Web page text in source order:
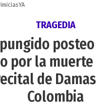
TRAGEDIA
por la
de
Colombia